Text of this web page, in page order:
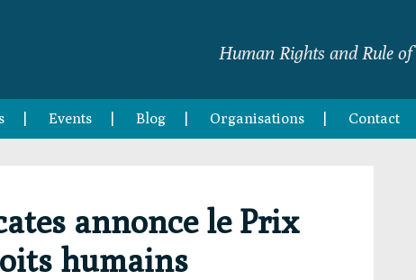
Human Rights and Rule
Events Blog Organisations Contact
annonce le Prix
humains